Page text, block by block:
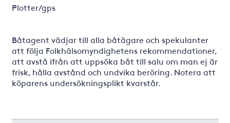
Plotter/gps
Båtagent vädjar till alla båtägare och spekulanter
att följa Folkhälsomyndighetens rekommendationer,
att avstå ifrån att uppsöka båt till salu om man ej är
frisk, hålla avstånd och undvika beröring. Notera att
köparens undersökningsplikt kvarstår.